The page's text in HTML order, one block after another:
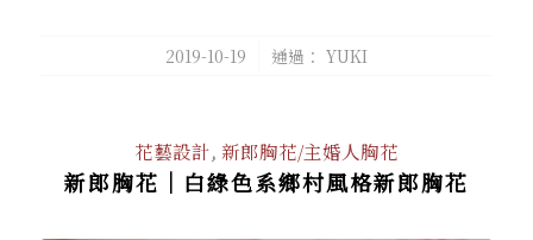
2019-10-19
/ 通過： YUKI
花藝設計, 新郎胸花/主婚人胸花
新郎胸花｜白綠色系鄉村風格新郎胸花